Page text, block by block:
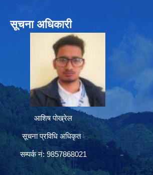
सूचना अधिकारी
आशिष पोख्रेल
सूचना प्रविधि अधिकृत
सम्पर्क नं: 9857868021